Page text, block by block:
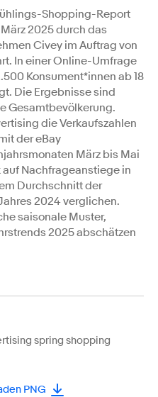
Shopping-Report
2025 durch das
Civey im Auftrag von
In einer Online-Umfrage
Konsument*innen ab 18
Die Ergebnisse sind
Gesamtbevölkerung.
die Verkaufszahlen
der eBay
März bis Mai
Nachfrageanstiege in
Durchschnitt der
2024 verglichen.
saisonale Muster,
2025 abschätzen
spring shopping
PNG